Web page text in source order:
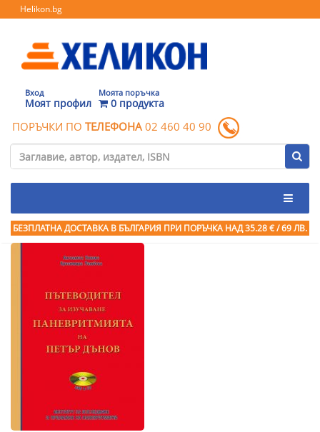
Helikon.bg
Вход
Моят профил
Моята поръчка
0 продукта
ПОРЪЧКИ ПО ТЕЛЕФОНА 02 460 40 90
БЕЗПЛАТНА ДОСТАВКА В БЪЛГАРИЯ ПРИ ПОРЪЧКА НАД 35.28 € / 69 ЛВ.